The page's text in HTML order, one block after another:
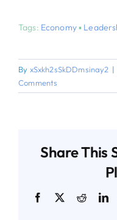
Tags: Economy▪
By xSxkh2sSkDDmsinay2 |
Comments
Share This
Facebook
X Reddit